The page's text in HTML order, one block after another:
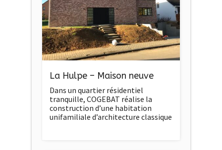
La Hulpe – Maison neuve
Dans un quartier résidentiel
tranquille, COGEBAT réalise la
construction d’une habitation
unifamiliale d’architecture classique